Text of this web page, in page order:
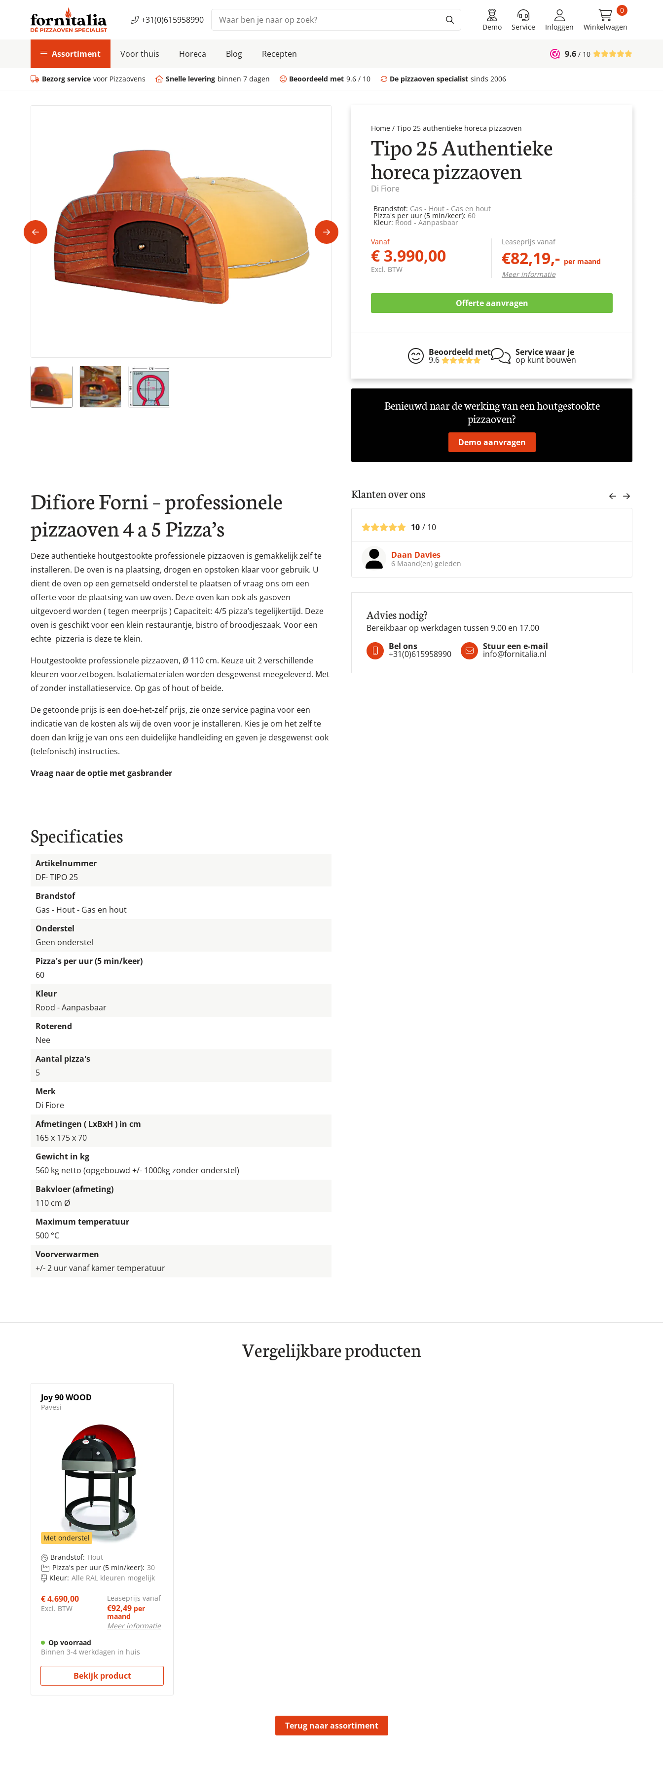
+31(0)615958990
Reserve borstel hard (messing)
Gimetal 4-delige scheppenset
Categorieën
Braai barbecue
Accessoires / Braai BBQ accessoires
Accessoires / Deegbakken
Pizza ovens / Elektrisch
Pizza ovens / Gas
Pizza ovens / Gas en houtgestookte pizza oven
Bowls and dishes
Everdure
Demo Service Inloggen Winkelwagen
0
Assortiment Voor thuis Horeca Blog Recepten 9.6 / 10
Bezorg service voor Pizzaovens Snelle levering binnen 7 dagen Beoordeeld met 9.6 / 10 De pizzaoven specialist sinds 2006
Home / Tipo 25 authentieke horeca pizzaoven
Tipo 25 Authentieke
horeca pizzaoven
Di Fiore
Brandstof: Gas - Hout - Gas en hout
Pizza's per uur (5 min/keer): 60
Kleur: Rood - Aanpasbaar
Vanaf
€ 3.990,00
Excl. BTW
Leaseprijs vanaf
€82,19,- per maand
Meer informatie
Offerte aanvragen
Beoordeeld met
9.6
Service waar je
op kunt bouwen
Benieuwd naar de werking van een houtgestookte
pizzaoven?
Demo aanvragen
Difiore Forni – professionele
pizzaoven 4 a 5 Pizza’s
Deze authentieke houtgestookte professionele pizzaoven is gemakkelijk zelf te
installeren. De oven is na plaatsing, drogen en opstoken klaar voor gebruik. U
dient de oven op een gemetseld onderstel te plaatsen of vraag ons om een
offerte voor de plaatsing van uw oven. Deze oven kan ook als gasoven
uitgevoerd worden ( tegen meerprijs ) Capaciteit: 4/5 pizza’s tegelijkertijd. Deze
oven is geschikt voor een klein restaurantje, bistro of broodjeszaak. Voor een
echte pizzeria is deze te klein.
Houtgestookte professionele pizzaoven, Ø 110 cm. Keuze uit 2 verschillende
kleuren voorzetbogen. Isolatiematerialen worden desgewenst meegeleverd. Met
of zonder installatieservice. Op gas of hout of beide.
De getoonde prijs is een doe-het-zelf prijs, zie onze service pagina voor een
indicatie van de kosten als wij de oven voor je installeren. Kies je om het zelf te
doen dan krijg je van ons een duidelijke handleiding en geven je desgewenst ook
(telefonisch) instructies.
Vraag naar de optie met gasbrander
Specificaties
Artikelnummer
DF- TIPO 25
Brandstof
Gas - Hout - Gas en hout
Onderstel
Geen onderstel
Pizza's per uur (5 min/keer)
60
Kleur
Rood - Aanpasbaar
Roterend
Nee
Aantal pizza's
5
Merk
Di Fiore
Afmetingen ( LxBxH ) in cm
165 x 175 x 70
Gewicht in kg
560 kg netto (opgebouwd +/- 1000kg zonder onderstel)
Bakvloer (afmeting)
110 cm Ø
Maximum temperatuur
500 °C
Voorverwarmen
+/- 2 uur vanaf kamer temperatuur
Klanten over ons
10 / 10
Daan Davies
6 Maand(en) geleden
Top levering!
10
/ 10
Dane
Advies nodig?
Bereikbaar op werkdagen tussen 9.00 en 17.00
+31(0)615958990 info@fornitalia.nl
Vergelijkbare producten
Joy 90 WOOD
Pavesi
Met onderstel
Brandstof: Hout
Pizza's per uur (5 min/keer): 30
Kleur: Alle RAL kleuren mogelijk
€ 4.690,00
Excl. BTW
Leaseprijs vanaf
€92,49 per
maand
Meer informatie
Op voorraad
Binnen 3-4 werkdagen in huis
Bekijk product
Terug naar assortiment